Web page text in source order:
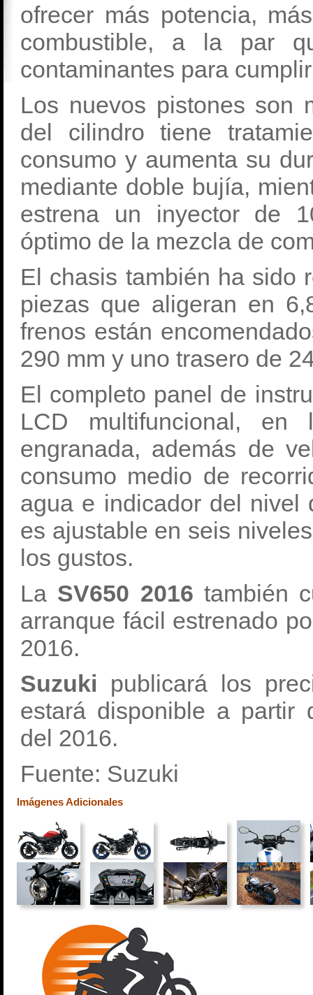
ofrecer más potencia,
combustible, a la par
contaminantes para
Los nuevos pistones son
del cilindro tiene
consumo y aumenta su
mediante doble bujía,
estrena un inyector de
óptimo de la mezcla de
El chasis también ha sido
piezas que aligeran en
frenos están
290 mm y uno trasero de
El completo panel de
LCD multifuncional,
engranada, además de
consumo medio de
agua e indicador del nivel
es ajustable en seis
los gustos.
La SV650 2016también
arranque fácil estrenado
2016.
Suzuki publicará los
estará disponible a partir
del 2016.
Fuente: Suzuki
Imágenes Adicionales